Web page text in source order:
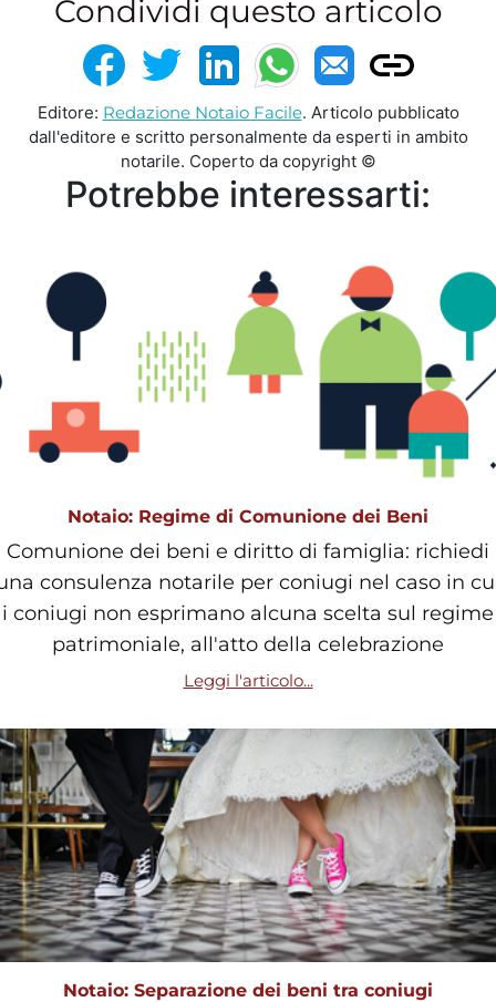
Condividi questo articolo
Editore: Redazione Notaio Facile. Articolo pubblicato
dall'editore e scritto personalmente da esperti in ambito
notarile. Coperto da copyright ©
Potrebbe interessarti:
Notaio: Regime di Comunione dei Beni
Comunione dei beni e diritto di famiglia: richiedi
consulenza notarile per coniugi nel caso in
i coniugi non esprimano alcuna scelta sul regime
patrimoniale, all'atto della celebrazione
Leggi l'articolo...
Notaio: Separazione dei beni tra coniugi